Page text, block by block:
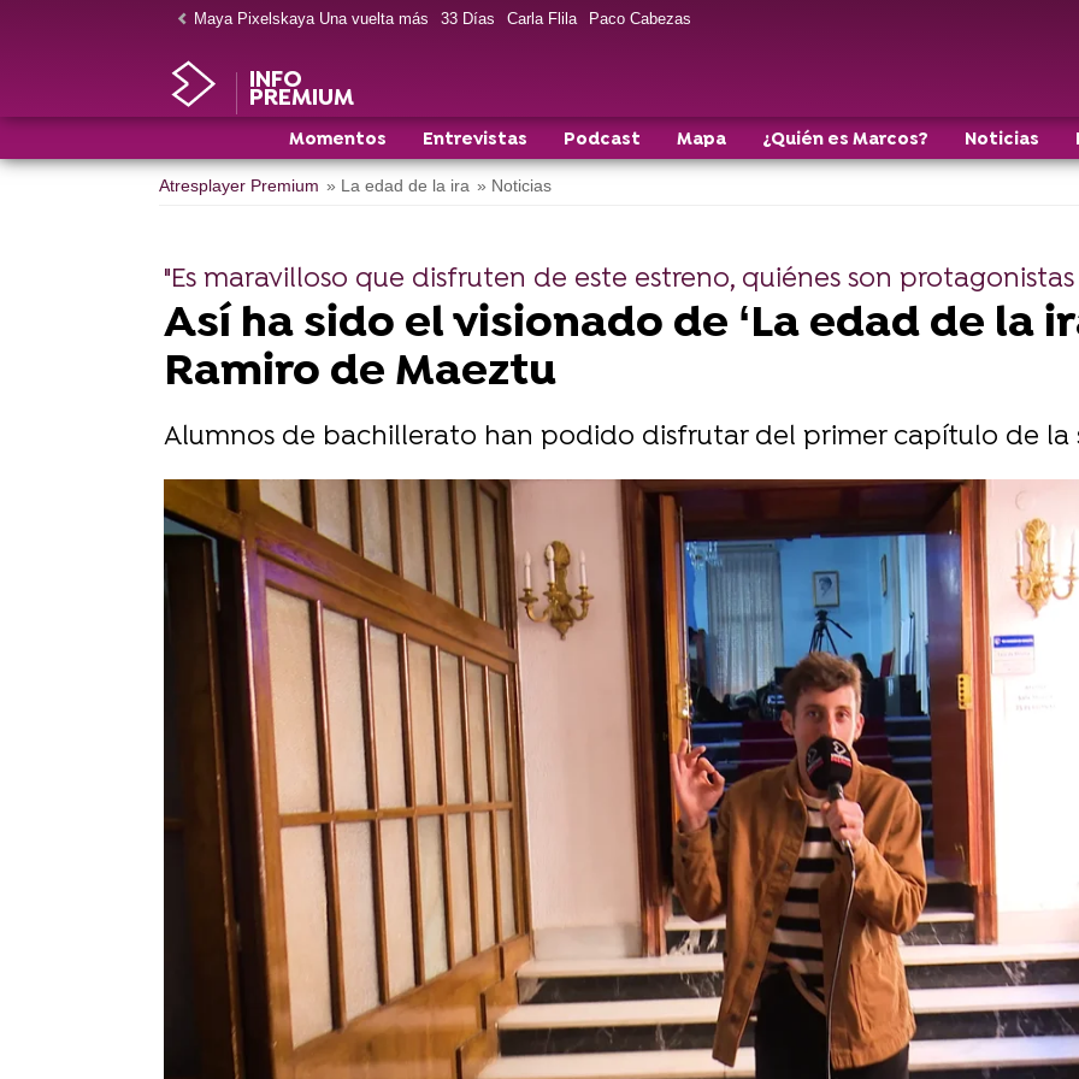
Maya Pixelskaya Una vuelta más 33 Días Carla Flila Paco Cabezas
INFO
PREMIUM
Momentos Entrevistas Podcast Mapa ¿Quién es Marcos? Noticias
Atresplayer Premium » La edad de la ira » Noticias
"Es maravilloso que disfruten de este estreno, quiénes son
Así ha sido el visionado de ‘La edad de la
Ramiro de Maeztu
Alumnos de bachillerato han podido disfrutar del primer capítulo de la
Guillermo Espeso | Josua García | Sandra Lázaro
Publicado: 18 de febrero de 2022, 13:36 WhatsappFacebook
Twitter
A pocos días del estreno en ATRESplayer PREMIUM, ‘la edad de la
ira’ regresa a su lugar de origen:El instituto . En este caso, al
madrileño Ramiro de Maeztu, lugar donde, además, se graba gran